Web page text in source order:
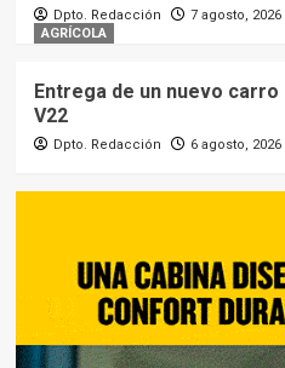
Dpto. Redacción 7 agosto, 2026
AGRÍCOLA
Entrega de un nuevo
V22
Dpto. Redacción 6 agosto, 2026